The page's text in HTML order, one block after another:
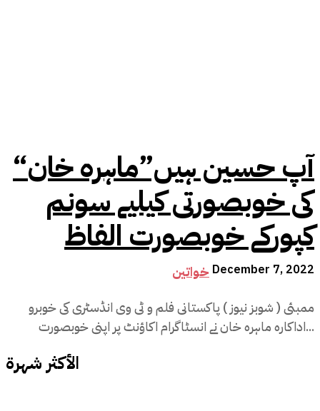
“آپ حسین ہیں‌”ماہرہ خان
کی خوبصورتی کیلیے سونم
کپورکے خوبصورت الفاظ
خواتین December 7, 2022
ممبئی ( شوبز نیوز ) پاکستانی فلم و ٹی وی انڈسٹری کی خوبرو
اداکارہ ماہرہ خان نے انسٹاگرام اکاؤنٹ پر اپنی خوبصورت...
الأكثر شهرة